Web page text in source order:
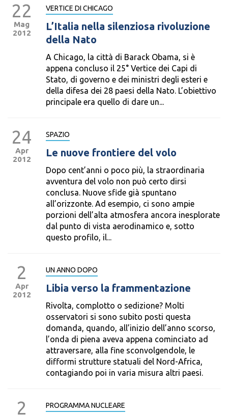
22
Mag
2012
VERTICE DI CHICAGO
L’Italia nella silenziosa rivoluzione
della Nato
A Chicago, la città di Barack Obama, si è
appena concluso il 25° Vertice dei Capi di
Stato, di governo e dei ministri degli esteri e
della difesa dei 28 paesi della Nato. L’obiettivo
principale era quello di dare un...
24
Apr
2012
SPAZIO
Le nuove frontiere del volo
Dopo cent’anni o poco più, la straordinaria
avventura del volo non può certo dirsi
conclusa. Nuove sfide già spuntano
all’orizzonte. Ad esempio, ci sono ampie
porzioni dell’alta atmosfera ancora inesplorate
dal punto di vista aerodinamico e, sotto
questo profilo, il...
2
Apr
2012
UN ANNO DOPO
Libia verso la frammentazione
Rivolta, complotto o sedizione? Molti
osservatori si sono subito posti questa
domanda, quando, all’inizio dell’anno scorso,
l’onda di piena aveva appena cominciato ad
attraversare, alla fine sconvolgendole, le
difformi strutture statuali del Nord-Africa,
contagiando poi in varia misura altri paesi.
2 PROGRAMMA NUCLEARE